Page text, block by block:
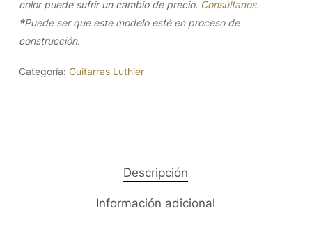
color puede sufrir un cambio de precio. Consúltanos.
*Puede ser que este modelo esté en proceso de
construcción.
Categoría: Guitarras Luthier
Descripción
Información adicional